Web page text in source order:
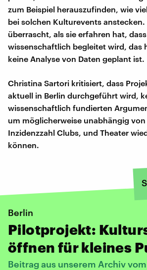
zum Beispiel herauszufinden, wie
bei solchen Kulturevents anstecken.
überrascht, als sie erfahren hat,
wissenschaftlich begleitet wird, das
keine Analyse von Daten geplant ist.
Christina Sartori kritisiert, dass
aktuell in Berlin durchgeführt wird,
wissenschaftlich fundierten
um möglicherweise unabhängig von
Inzidenzzahl Clubs, und Theater
können.
Berlin
Pilotprojekt:
öffnen für kleines
Beitrag aus unserem Archiv vom